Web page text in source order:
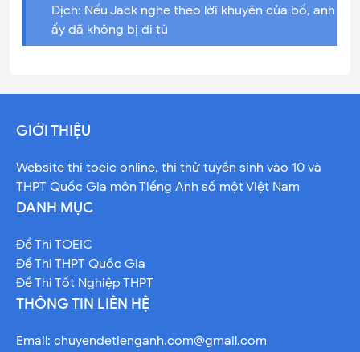
Dịch: Nếu Jack nghe theo lời khuyên của bố, anh
ấy đã không bị đi tù
GIỚI THIỆU
Website thi toeic online, thi thử tuyền sinh vào 10 và
THPT Quốc Gia môn Tiếng Anh số một Việt Nam
DANH MỤC
Đề Thi TOEIC
Đề Thi THPT Quốc Gia
Đề Thi Tốt Nghiệp THPT
THÔNG TIN LIÊN HỆ
Email: chuyendetienganh.com@gmail.com